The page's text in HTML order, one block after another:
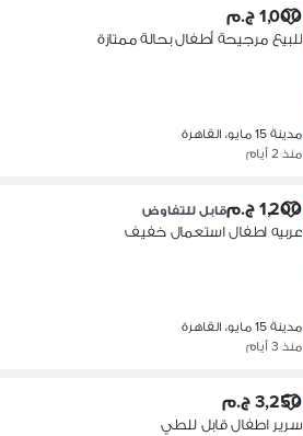
1,000 ج.م
للبيع مرجيحة أطفال بحالة ممتازة
مدينة 15 مايو، القاهرة
منذ 2 أيام
1,200 ج.م قابل للتفاوض
عربيه اطفال استعمال خفيف
مدينة 15 مايو، القاهرة
منذ 3 أيام
3,250 ج.م
سرير اطفال قابل للطي